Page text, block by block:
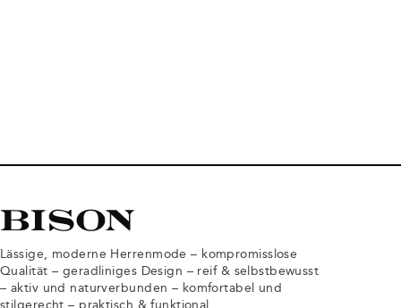
Lässige, moderne Herrenmode – kompromisslose
Qualität – geradliniges Design – reif & selbstbewusst
– aktiv und naturverbunden – komfortabel und
stilgerecht – praktisch & funktional.